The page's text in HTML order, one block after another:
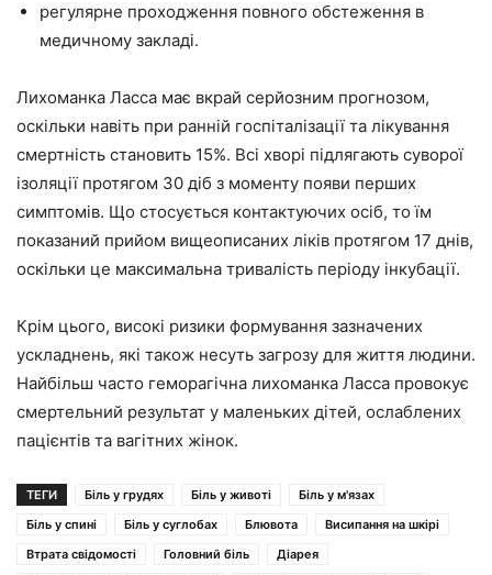
регулярне проходження повного обстеження в
медичному закладі.
Лихоманка Ласса має вкрай серйозним прогнозом,
оскільки навіть при ранній госпіталізації та лікування
смертність становить 15%. Всі хворі підлягають суворої
ізоляції протягом 30 діб з моменту появи перших
симптомів. Що стосується контактуючих осіб, то їм
показаний прийом вищеописаних ліків протягом 17 днів,
оскільки це максимальна тривалість періоду інкубації.
Крім цього, високі ризики формування зазначених
ускладнень, які також несуть загрозу для життя людини.
Найбільш часто геморагічна лихоманка Ласса провокує
смертельний результат у маленьких дітей, ослаблених
пацієнтів та вагітних жінок.
ТЕГИ Біль у грудях Біль у животі
Біль у м'язах
Біль у спині
Біль у суглобах Блювота
Висипання на шкірі
Втрата свідомості
Головний біль
Діарея